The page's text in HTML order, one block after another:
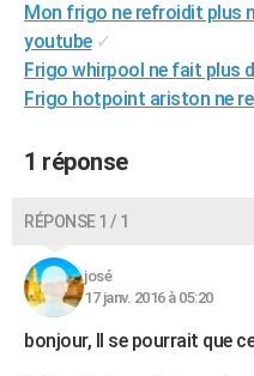
Dictionnaire
Biographies
Citations
Expressions
Proverbes
PROGRAMME TV
COPAINS D'AVANT
FORUM
Bricolage
Lifestyle
Culture
Sport
Auto
Television
Voyage
Cinema
Mon frigo ne refroidit plus
youtube ✓
Frigo whirpool ne fait plus
Frigo hotpoint ariston ne
1 réponse
RÉPONSE 1 / 1
josé
17 janv. 2016 à 05:20
bonjour, Il se pourrait que